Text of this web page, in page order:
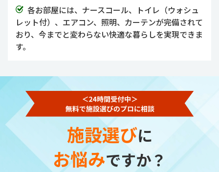
各お部屋には、ナースコール、トイレ（ウォシュ
レット付）、エアコン、照明、カーテンが完備されて
おり、今までと変わらない快適な暮らしを実現できま
す。
施設選びに
お悩みですか？